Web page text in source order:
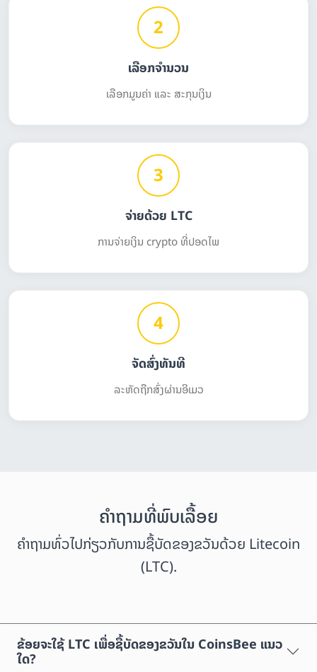
2
ເລືອກຈຳນວນ
ເລືອກມູນຄ່າ ແລະ ສະກຸນເງິນ
3
ຈ່າຍດ້ວຍ LTC
ການຈ່າຍເງິນ crypto ທີ່ປອດໄພ
4
ຈັດສົ່ງທັນທີ
ລະຫັດຖືກສົ່ງຜ່ານອີເມວ
ຄຳຖາມທີ່ພົບເລື້ອຍ
ຄຳຖາມທົ່ວໄປກ່ຽວກັບການຊື້ບັດຂອງຂວັນດ້ວຍ Litecoin
(LTC).
ຂ້ອຍຈະໃຊ້ LTC ເພື່ອຊື້ບັດຂອງຂວັນໃນ CoinsBee ແນວ
ໃດ?